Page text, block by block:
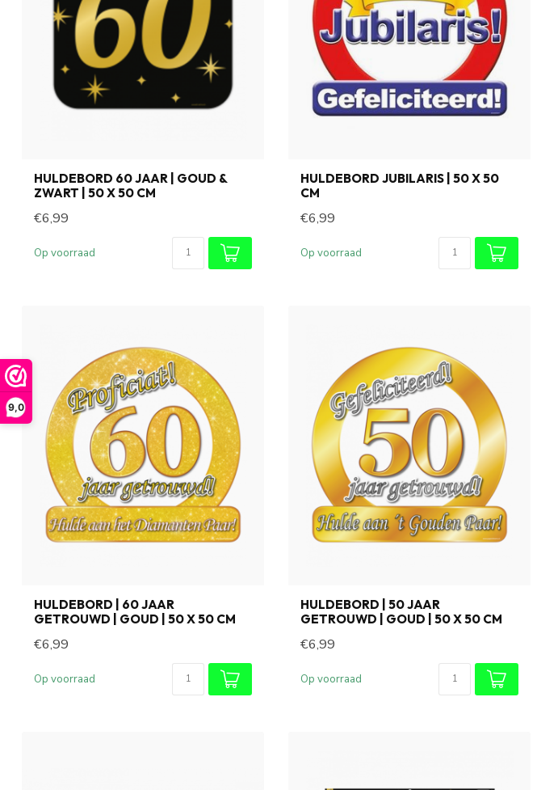
9,0
HULDEBORD 60 JAAR | GOUD &
ZWART | 50 X 50 CM
€6,99
Op voorraad
HULDEBORD JUBILARIS | 50 X 50
CM
€6,99
Op voorraad
HULDEBORD | 60 JAAR
GETROUWD | GOUD | 50 X 50 CM
€6,99
Op voorraad
HULDEBORD | 50 JAAR
GETROUWD | GOUD | 50 X 50 CM
€6,99
Op voorraad